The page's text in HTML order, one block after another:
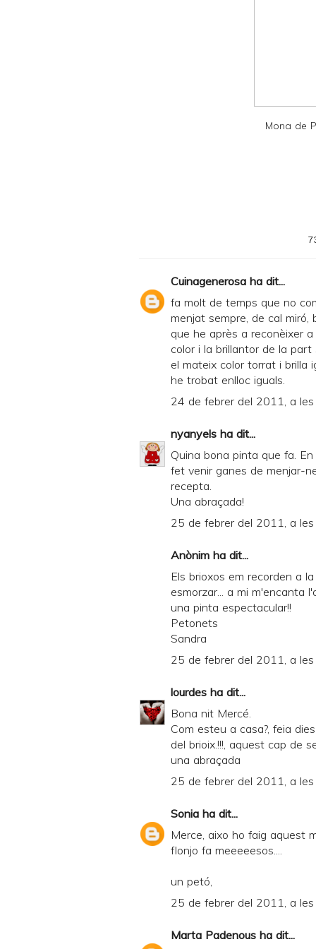
F
Mona de
Cuinagenerosa ha dit...
fa molt de temps que no
menjat sempre, de cal miró,
que he après a reconèixer
color i la brillantor de la
el mateix color torrat i brilla
he trobat enlloc iguals.
24 de febrer del 2011, a
nyanyels ha dit...
Quina bona pinta que fa.
fet venir ganes de menjar-
recepta.
Una abraçada!
25 de febrer del 2011, a
Anònim ha dit...
Els brioxos em recorden a
esmorzar... a mi m'encanta
una pinta espectacular!!
Petonets
Sandra
25 de febrer del 2011, a
lourdes ha dit...
Bona nit Mercé.
Com esteu a casa?, feia
del brioix.!!!, aquest cap de
una abraçada
25 de febrer del 2011, a
Sonia ha dit...
Merce, aixo ho faig aquest
flonjo fa meeeeesos....
un petó,
25 de febrer del 2011, a
Marta Padenous ha dit...